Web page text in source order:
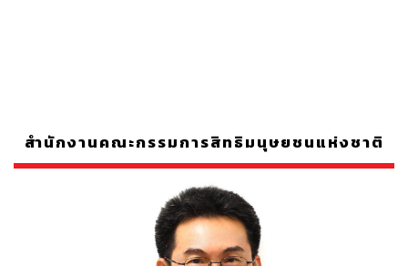
สำนักงานคณะกรรมการสิทธิมนุษยชนแห่งชาติ